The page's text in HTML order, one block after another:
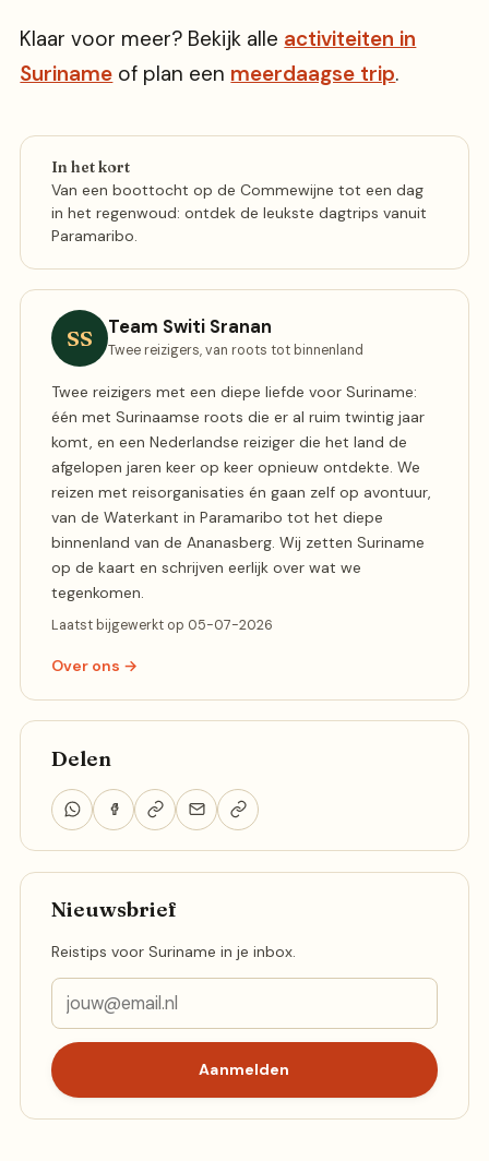
Klaar voor meer? Bekijk alle activiteiten in
Suriname of plan een meerdaagse trip.
In het kort
Van een boottocht op de Commewijne tot een dag
in het regenwoud: ontdek de leukste dagtrips vanuit
Paramaribo.
SS Team Switi Sranan
Twee reizigers, van roots tot binnenland
Twee reizigers met een diepe liefde voor Suriname:
één met Surinaamse roots die er al ruim twintig jaar
komt, en een Nederlandse reiziger die het land de
afgelopen jaren keer op keer opnieuw ontdekte. We
reizen met reisorganisaties én gaan zelf op avontuur,
van de Waterkant in Paramaribo tot het diepe
binnenland van de Ananasberg. Wij zetten Suriname
op de kaart en schrijven eerlijk over wat we
tegenkomen.
Laatst bijgewerkt op 05-07-2026
Over ons →
Delen
Nieuwsbrief
Reistips voor Suriname in je inbox.
Aanmelden